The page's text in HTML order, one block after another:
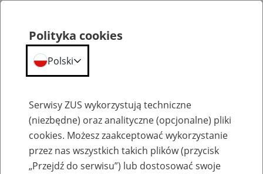
KONKURS Dofinansowanie działań płatnika składek na poprawę bezpieczeństwa i
Polityka cookies
Polski
Serwisy ZUS wykorzystują techniczne
(niezbędne) oraz analityczne (opcjonalne) pliki
cookies. Możesz zaakceptować wykorzystanie
przez nas wszystkich takich plików (przycisk
„Przejdź do serwisu”) lub dostosować swoje